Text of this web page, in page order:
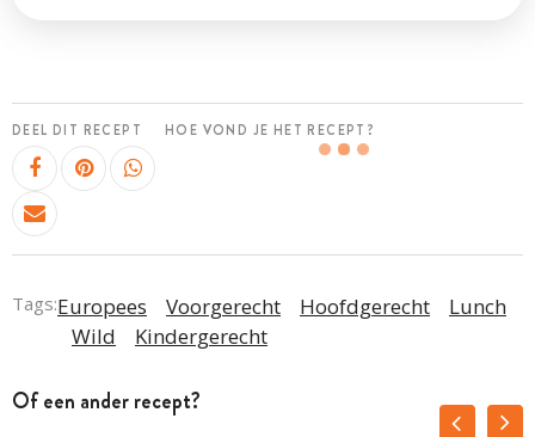
DEEL DIT RECEPT HOE VOND JE HET RECEPT?
Tags:Europees Voorgerecht Hoofdgerecht
Lunch
Wild
Kindergerecht
Of een ander recept?